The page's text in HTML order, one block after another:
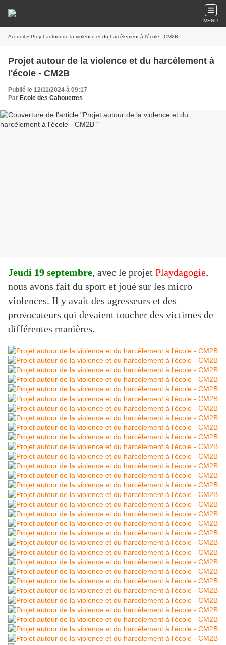
MENU
Accueil » Projet autour de la violence et du harcèlement à l'école - CM2B
Projet autour de la violence et du harcèlement à
l'école - CM2B
Publié le 12/11/2024 à 09:17
Par Ecole des Cahouettes
Jeudi 19 septembre, avec le projet Playdagogie,
nous avons fait du sport et joué sur les micro
violences. Il y avait des agresseurs et des
provocateurs qui devaient toucher des victimes de
différentes manières.